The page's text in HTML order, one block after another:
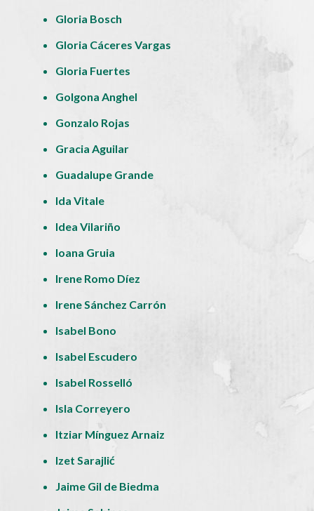
Gloria Bosch
Gloria Cáceres Vargas
Gloria Fuertes
Golgona Anghel
Gonzalo Rojas
Gracia Aguilar
Guadalupe Grande
Ida Vitale
Idea Vilariño
Ioana Gruia
Irene Romo Díez
Irene Sánchez Carrón
Isabel Bono
Isabel Escudero
Isabel Rosselló
Isla Correyero
Itziar Mínguez Arnaiz
Izet Sarajlić
Jaime Gil de Biedma